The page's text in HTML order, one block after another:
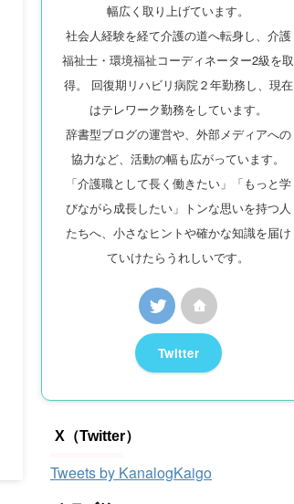
幅広く取り上げています。
社会人経験を経て介護の道へ転身し、介護
福祉士・環境福祉コーディネーター2級を取
得。 回復期リハビリ病院２年勤務し、現在
はテレワーク勤務をしています。
辞書型ブログの運営や、外部メディアへの
協力など、活動の幅も広がっています。
「介護職として長く働きたい」「もっと学
びながら成長したい」トンな思いを持つ人
たちへ、小さなヒントや確かな知識を届け
ていけたらうれしいです。
Twitter
X（Twitter）
Tweets by KanalogKaigo